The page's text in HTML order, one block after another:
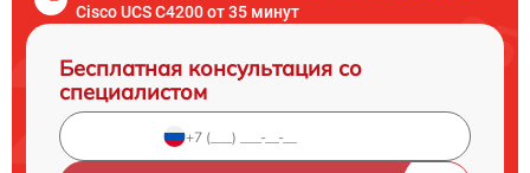
Cisco UCS C4200 от 35 минут
Бесплатная консультация со
специалистом